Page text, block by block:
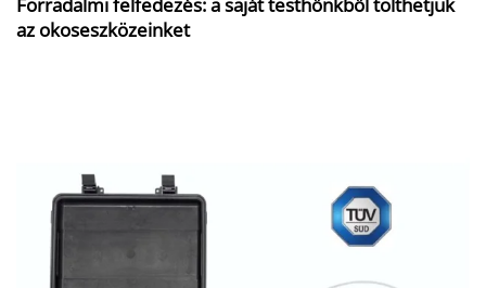
az okoseszközeinket